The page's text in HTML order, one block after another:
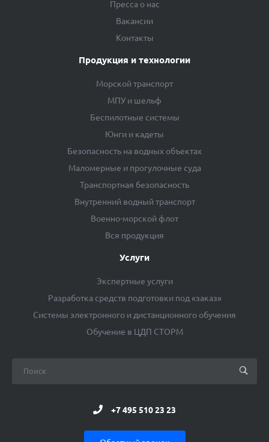
Пресса о нас
Вакансии
Контакты
Продукция и технологии
Морской транспорт
МПУ и шельф
Беспилотные системы
Юнги и кадеты
Безопасность на водных объектах
Маломерные и прогулочные суда
Транспортная безопасность
Внутренний водный транспорт
Военно-морской флот
Вся продукция
Услуги
Экспертные услуги
Разработка средств подготовки под «заказ»
Системы электронного и дистанционного обучения
Обучение в ЦДП СТОРМ
+7 495 510 23 23